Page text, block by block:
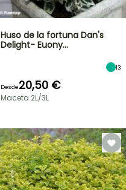
Huso de la fortuna Dan's
Delight- Euony…
13
Desde20,50 €
Maceta 2L/3L